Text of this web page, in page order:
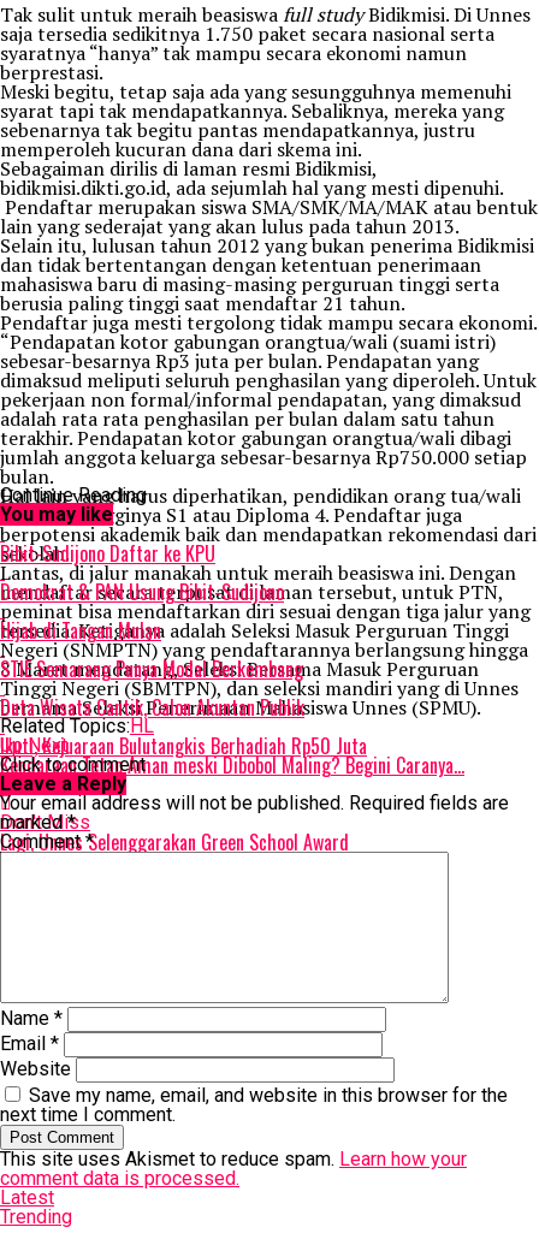
Tak sulit untuk meraih beasiswafull studyBidikmisi. Di Unnes
saja tersedia sedikitnya 1.750 paket secara nasional serta
syaratnya “hanya” tak mampu secara ekonomi namun
berprestasi.
Meski begitu, tetap saja ada yang sesungguhnya memenuhi
syarat tapi tak mendapatkannya. Sebaliknya, mereka yang
sebenarnya tak begitu pantas mendapatkannya, justru
memperoleh kucuran dana dari skema ini.
Sebagaiman dirilis di laman resmi Bidikmisi,
bidikmisi.dikti.go.id, ada sejumlah hal yang mesti dipenuhi.
Pendaftar merupakan siswa SMA/SMK/MA/MAK atau bentuk
lain yang sederajat yang akan lulus pada tahun 2013.
Selain itu, lulusan tahun 2012 yang bukan penerima Bidikmisi
dan tidak bertentangan dengan ketentuan penerimaan
mahasiswa baru di masing-masing perguruan tinggi serta
berusia paling tinggi saat mendaftar 21 tahun.
Pendaftar juga mesti tergolong tidak mampu secara ekonomi.
“Pendapatan kotor gabungan orangtua/wali (suami istri)
sebesar-besarnya Rp3 juta per bulan. Pendapatan yang
dimaksud meliputi seluruh penghasilan yang diperoleh. Untuk
pekerjaan non formal/informal pendapatan, yang dimaksud
adalah rata rata penghasilan per bulan dalam satu tahun
terakhir. Pendapatan kotor gabungan orangtua/wali dibagi
jumlah anggota keluarga sebesar-besarnya Rp750.000 setiap
bulan.
Hal lain yang harus diperhatikan, pendidikan orang tua/wali
setinggi-tingginya S1 atau Diploma 4. Pendaftar juga
berpotensi akademik baik dan mendapatkan rekomendasi dari
sekolah.
Lantas, di jalur manakah untuk meraih beasiswa ini. Dengan
mendaftar secara terpusat di laman tersebut, untuk PTN,
peminat bisa mendaftarkan diri sesuai dengan tiga jalur yang
tersedia. Ketiganya adalah Seleksi Masuk Perguruan Tinggi
Negeri (SNMPTN) yang pendaftarannya berlangsung hingga
8 Maret mendatang, Seleksi Bersama Masuk Perguruan
Tinggi Negeri (SBMTPN), dan seleksi mandiri yang di Unnes
bernama Seleksi Penerimaan Mahasiswa Unnes (SPMU).
Related Topics:HL
Up Next
Kendaraan Tetap Aman meski Dibobol Maling? Begini Caranya…
Don't Miss
Lagi, Unnes Selenggarakan Green School Award
Continue Reading
You may like
Bibit-Sudijono Daftar ke KPU
Demokrat & PAN Usung Bibit-Sudijono
Hijab di Tangan Mulan
STIE Semarang Punya Modal Berkembang
Duta Wisata Cantik, Calon Akuntan Publik
Ikuti, Kejuaraan Bulutangkis Berhadiah Rp50 Juta
Click to comment
Leave a Reply
Your email address will not be published. Required fields are
marked*
Comment*
Name *
Email *
Website
Save my name, email, and website in this browser for the
next time I comment.
This site uses Akismet to reduce spam. Learn how your
comment data is processed.
Latest
Trending